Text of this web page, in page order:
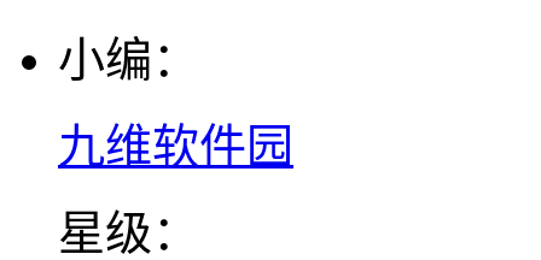
小编：
九维软件园
星级：